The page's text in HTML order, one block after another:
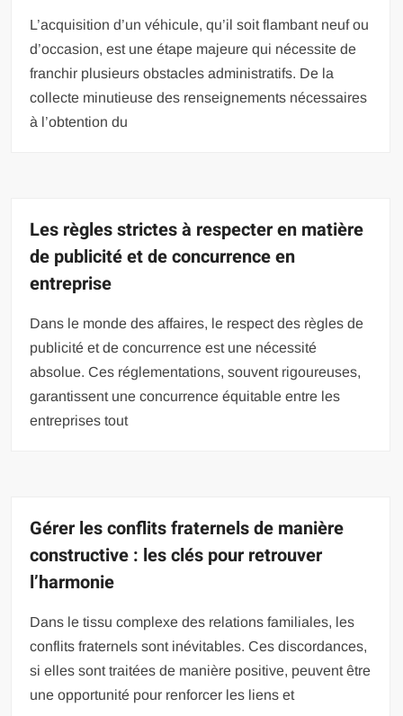
L’acquisition d’un véhicule, qu’il soit flambant neuf ou
d’occasion, est une étape majeure qui nécessite de
franchir plusieurs obstacles administratifs. De la
collecte minutieuse des renseignements nécessaires
à l’obtention du
Les règles strictes à respecter en matière
de publicité et de concurrence en
entreprise
Dans le monde des affaires, le respect des règles de
publicité et de concurrence est une nécessité
absolue. Ces réglementations, souvent rigoureuses,
garantissent une concurrence équitable entre les
entreprises tout
Gérer les conflits fraternels de manière
constructive : les clés pour retrouver
l’harmonie
Dans le tissu complexe des relations familiales, les
conflits fraternels sont inévitables. Ces discordances,
si elles sont traitées de manière positive, peuvent être
une opportunité pour renforcer les liens et